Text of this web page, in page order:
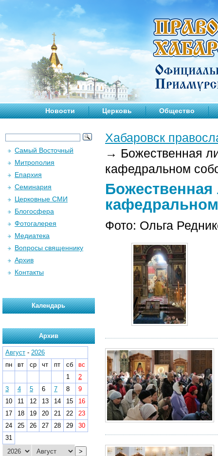
Новости Церковь Общество
Хабаровск
→ Божественная
кафедральном
кафедральном
Фото: Ольга
Самый Восточный
Митрополия
Епархия
Семинария
Церковные СМИ
Блогосфера
Фотогалерея
Медиатека
Вопросы священнику
Архив
Контакты
Календарь
Архив
Август - 2026
пн
вт ср чт пт сб
вс
1
2
3
4 5 6 7 8
9
10
11 12 13 14 15
16
17
18 19 20 21 22
23
24
25 26 27 28 29
30
31
>